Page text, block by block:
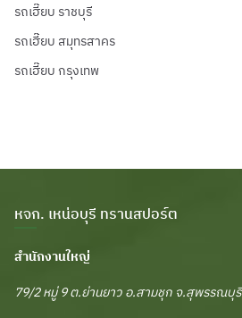
รถเฮี๊ยบ ราชบุรี
รถเฮี๊ยบ สมุทรสาคร
รถเฮี๊ยบ กรุงเทพ
หจก. เหน่อบุรี ทรานสปอร์ต
สำนักงานใหญ่
79/2 หมู่ 9 ต.ย่านยาว อ.สามชุก จ.สุพรรณบุรี